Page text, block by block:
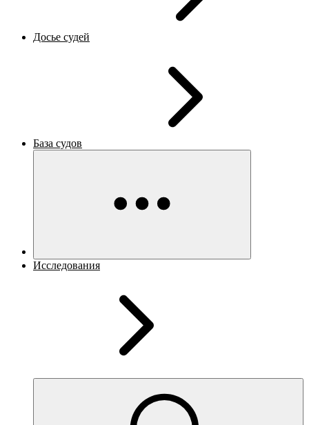
Досье судей
База судов
Исследования